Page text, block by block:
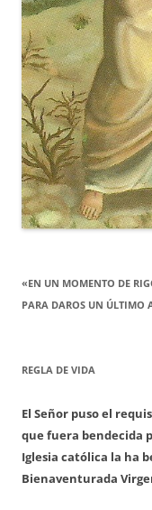
«EN UN MOMENTO DE
PARA DAROS UN ÚLTIMO
REGLA DE VIDA
El Señor puso el
que fuera bendecida
Iglesia católica la ha
Bienaventurada